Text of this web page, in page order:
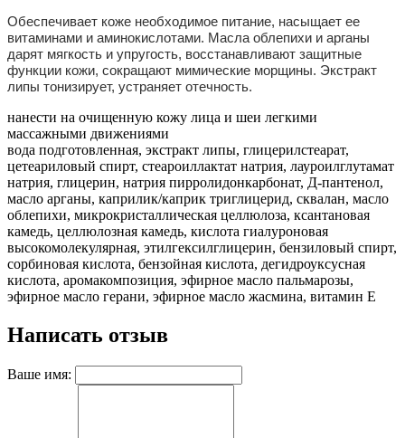
Обеспечивает коже необходимое питание, насыщает ее
витаминами и аминокислотами. Масла облепихи и арганы
дарят мягкость и упругость, восстанавливают защитные
функции кожи, сокращают мимические морщины. Экстракт
липы тонизирует, устраняет отечность.
нанести на очищенную кожу лица и шеи легкими
массажными движениями
вода подготовленная, экстракт липы, глицерилстеарат,
цетеариловый спирт, стеароиллактат натрия, лауроилглутамат
натрия, глицерин, натрия пирролидонкарбонат, Д-пантенол,
масло арганы, каприлик/каприк триглицерид, сквалан, масло
облепихи, микрокристаллическая целлюлоза, ксантановая
камедь, целлюлозная камедь, кислота гиалуроновая
высокомолекулярная, этилгексилглицерин, бензиловый спирт,
сорбиновая кислота, бензойная кислота, дегидроуксусная
кислота, аромакомпозиция, эфирное масло пальмарозы,
эфирное масло герани, эфирное масло жасмина, витамин Е
Написать отзыв
Ваше имя: